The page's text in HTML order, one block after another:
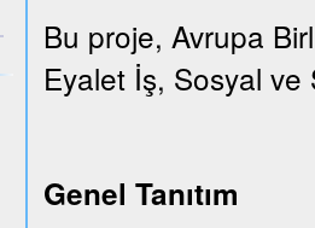
Bu proje, Avrupa
Eyalet İş, Sosyal ve
Genel Tanıtım